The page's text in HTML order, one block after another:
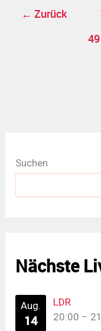
← Zurück
49
Suchen
Nächste
Aug.
14
LDR
20:00 –